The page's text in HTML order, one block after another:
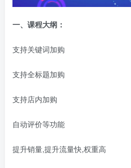
一、 课程大纲：
支持关键词加购
支持全标题加购
支持店内加购
自动评价等功能
提升销量,提升流量快,权重高